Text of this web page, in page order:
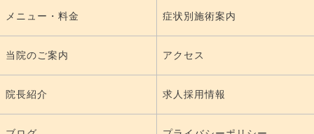
メニュー・料金 症状別施術案内
当院のご案内 アクセス
院長紹介 求人採用情報